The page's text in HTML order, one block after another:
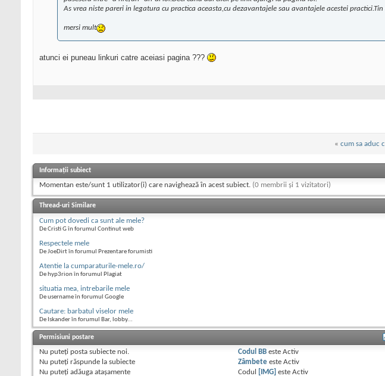
As vrea niste pareri in legatura cu practica aceasta,cu dezavantajele sau avantajele acestei
mersi mult
atunci ei puneau linkuri catre aceiasi pagina ???
« cum sa aduc
Informații subiect
Momentan este/sunt 1 utilizator(i) care navighează în acest subiect. (0 membrii și 1 vizitatori)
Thread-uri Similare
Cum pot dovedi ca sunt ale mele?
De Cristi G în forumul Continut web
Respectele mele
De JoeDirt în forumul Prezentare forumisti
Atentie la cumparaturile-mele.ro/
De hyp3rion în forumul Plagiat
situatia mea, intrebarile mele
De username în forumul Google
Cautare: barbatul viselor mele
De Iskander în forumul Bar, lobby...
Permisiuni postare
Nu puteţi posta subiecte noi.
Nu puteţi răspunde la subiecte
Nu puteţi adăuga ataşamente
Codul BB esteActiv
Zâmbete esteActiv
Codul
[IMG] esteActiv